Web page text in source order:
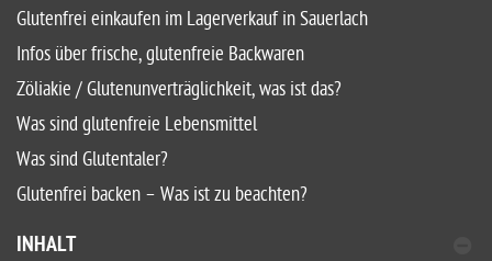
Glutenfrei einkaufen im Lagerverkauf in Sauerlach
Infos über frische, glutenfreie Backwaren
Zöliakie / Glutenunverträglichkeit, was ist das?
Was sind glutenfreie Lebensmittel
Was sind Glutentaler?
Glutenfrei backen – Was ist zu beachten?
INHALT